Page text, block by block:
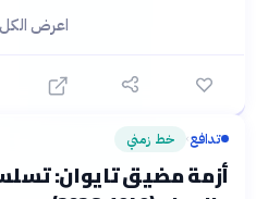
اعرض الكل
تدافع› خط زمني
أزمة مضيق تايوان: